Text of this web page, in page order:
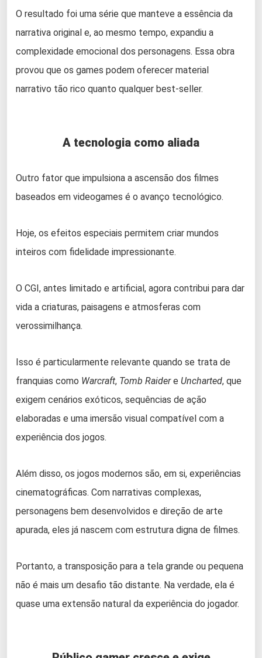
O resultado foi uma série que manteve a essência da
narrativa original e, ao mesmo tempo, expandiu a
complexidade emocional dos personagens. Essa obra
provou que os games podem oferecer material
narrativo tão rico quanto qualquer best-seller.
A tecnologia como aliada
Outro fator que impulsiona a ascensão dos filmes
baseados em videogames é o avanço tecnológico.
Hoje, os efeitos especiais permitem criar mundos
inteiros com fidelidade impressionante.
O CGI, antes limitado e artificial, agora contribui para dar
vida a criaturas, paisagens e atmosferas com
verossimilhança.
Isso é particularmente relevante quando se trata de
franquias como Warcraft, Tomb Raidere Uncharted, que
exigem cenários exóticos, sequências de ação
elaboradas e uma imersão visual compatível com a
experiência dos jogos.
Além disso, os jogos modernos são, em si, experiências
cinematográficas. Com narrativas complexas,
personagens bem desenvolvidos e direção de arte
apurada, eles já nascem com estrutura digna de filmes.
Portanto, a transposição para a tela grande ou pequena
não é mais um desafio tão distante. Na verdade, ela é
quase uma extensão natural da experiência do jogador.